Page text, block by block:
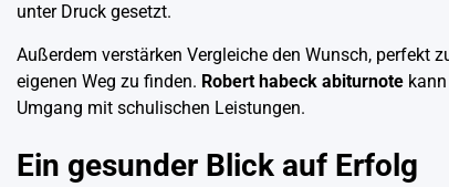
unter Druck gesetzt.
Außerdem verstärken Vergleiche den Wunsch, perfekt
eigenen Weg zu finden. Robert habeck abiturnote
Umgang mit schulischen Leistungen.
Ein gesunder Blick auf Erfolg